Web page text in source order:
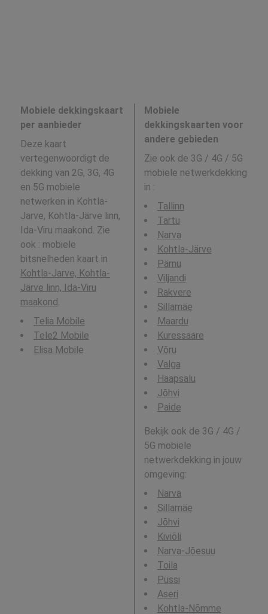
Mobiele dekkingskaart
per aanbieder
Deze kaart
vertegenwoordigt de
dekking van 2G, 3G, 4G
en 5G mobiele
netwerken in Kohtla-
Jarve, Kohtla-Järve linn,
Ida-Viru maakond. Zie
ook : mobiele
bitsnelheden kaart in
Kohtla-Jarve, Kohtla-
Järve linn, Ida-Viru
maakond.
Telia Mobile
Tele2 Mobile
Elisa Mobile
Mobiele
dekkingskaarten voor
andere gebieden
Zie ook de 3G / 4G / 5G
mobiele netwerkdekking
in :
Tallinn
Tartu
Narva
Kohtla-Järve
Pärnu
Viljandi
Rakvere
Sillamäe
Maardu
Kuressaare
Võru
Valga
Haapsalu
Jõhvi
Paide
Bekijk ook de 3G / 4G /
5G mobiele
netwerkdekking in jouw
omgeving:
Narva
Sillamäe
Jõhvi
Kiviõli
Narva-Jõesuu
Toila
Püssi
Aseri
Kohtla-Nõmme